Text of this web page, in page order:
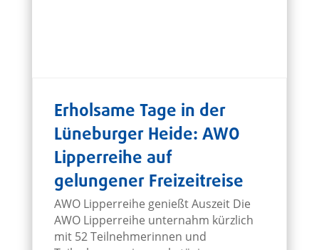
Erholsame Tage in der
Lüneburger Heide: AWO
Lipperreihe auf
gelungener Freizeitreise
AWO Lipperreihe genießt Auszeit Die
AWO Lipperreihe unternahm kürzlich
mit 52 Teilnehmerinnen und